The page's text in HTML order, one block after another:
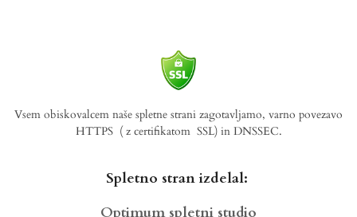
Vsem obiskovalcem naše spletne strani zagotavljamo, varno povezavo
HTTPS ( z certifikatom SSL) in DNSSEC.
Spletno stran izdelal:
Optimum spletni studio